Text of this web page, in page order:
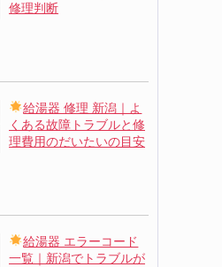
修理判断
給湯器 修理 新潟｜よ
くある故障トラブルと修
理費用のだいたいの目安
給湯器 エラーコード
一覧｜新潟でトラブルが